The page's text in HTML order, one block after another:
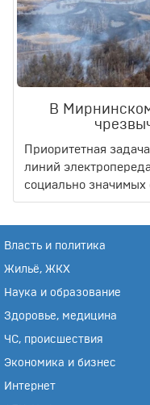
В
Приоритетная
линий
социально значимых
Власть и политика
Жильё, ЖКХ
Наука и образование
Здоровье, медицина
ЧС, происшествия
Экономика и бизнес
Интернет